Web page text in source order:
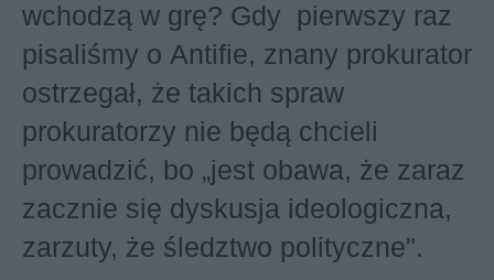
wchodzą w grę? Gdy pierwszy raz
pisaliśmy o Antifie, znany prokurator
ostrzegał, że takich spraw
prokuratorzy nie będą chcieli
prowadzić, bo „jest obawa, że zaraz
zacznie się dyskusja ideologiczna,
zarzuty, że śledztwo polityczne".